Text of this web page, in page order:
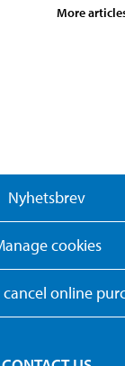
More
Nyhetsbrev
cookies
online